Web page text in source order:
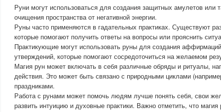
Руни могут использоваться для создания защитных амулетов или
очищения пространства от негативной энергии.
Руны часто применяются в гадательных практиках. Существуют
которые помогают получить ответы на вопросы или прояснить
Практикующие могут использовать руны для создания
утверждений, которые помогают сосредоточиться на желаемом
Магия рун может включать в себя различные обряды и ритуалы,
действия. Это может быть связано с природными циклами
праздниками.
Работа с рунами может помочь людям лучше понять себя, свои
развить интуицию и духовные практики. Важно отметить, что магия